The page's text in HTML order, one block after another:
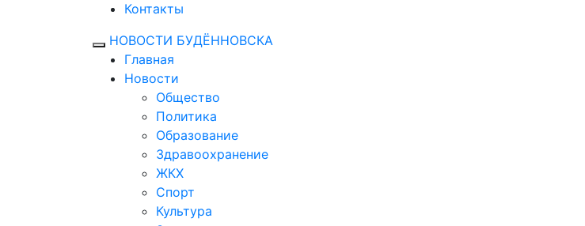
Контакты
НОВОСТИ БУДЁННОВСКА
Главная
Новости
Общество
Политика
Образование
Здравоохранение
ЖКХ
Спорт
Культура